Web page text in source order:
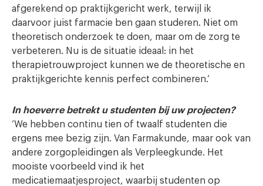
afgerekend op praktijkgericht werk, terwijl ik
daarvoor juist farmacie ben gaan studeren. Niet om
theoretisch onderzoek te doen, maar om de zorg te
verbeteren. Nu is de situatie ideaal: in het
therapietrouwproject kunnen we de theoretische en
praktijkgerichte kennis perfect combineren.’
In hoeverre betrekt u studenten bij uw projecten?
‘We hebben continu tien of twaalf studenten die
ergens mee bezig zijn. Van Farmakunde, maar ook van
andere zorgopleidingen als Verpleegkunde. Het
mooiste voorbeeld vind ik het
medicatiemaatjesproject, waarbij studenten op